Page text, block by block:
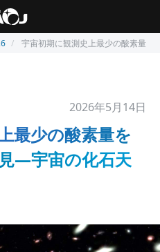
宇宙初期に観測史上最少の酸素量
2026年5月14日
最少の酸素量を
―宇宙の化石天